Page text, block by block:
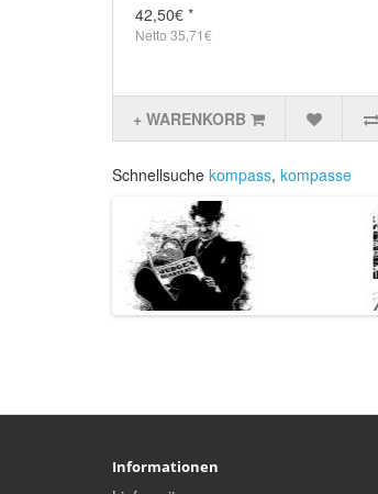
42,50€ *
Netto 35,71€
+ WARENKORB
Schnellsuche kompass, kompasse
Informationen